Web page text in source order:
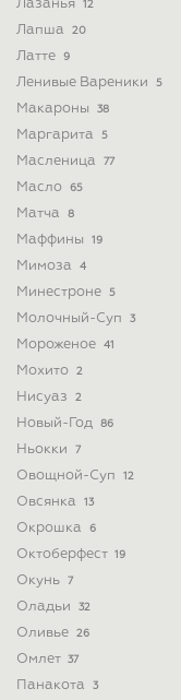
Лазанья 12
Лапша 20
Латте 9
Ленивые Вареники 5
Макароны 38
Маргарита 5
Масленица 77
Масло 65
Матча 8
Маффины 19
Мимоза 4
Минестроне 5
Молочный-Суп 3
Мороженое 41
Мохито 2
Нисуаз 2
Новый-Год 86
Ньокки 7
Овощной-Суп 12
Овсянка 13
Окрошка 6
Октоберфест 19
Окунь 7
Оладьи 32
Оливье 26
Омлет 37
Панакота 3